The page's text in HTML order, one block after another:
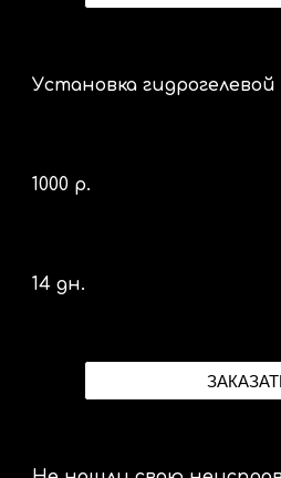
Установка гидрогелевой
1000 р.
14 дн.